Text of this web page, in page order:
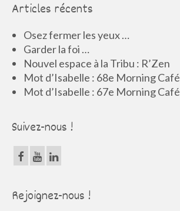
Articles récents
Osez fermer les yeux …
Garder la foi …
Nouvel espace à la Tribu : R’Zen
Mot d’Isabelle : 68e Morning Café
Mot d’Isabelle : 67e Morning Café
Suivez-nous !
Rejoignez-nous !